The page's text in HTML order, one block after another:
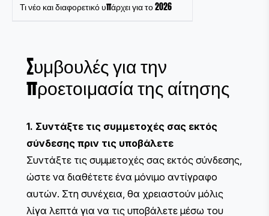
Τι νέο και διαφορετικό υπάρχει για το 2026
Συμβουλές για την
προετοιμασία της αίτησης
1. Συντάξτε τις συμμετοχές σας εκτός
σύνδεσης πριν τις υποβάλετε
Συντάξτε τις συμμετοχές σας εκτός σύνδεσης,
ώστε να διαθέτετε ένα μόνιμο αντίγραφο
αυτών. Στη συνέχεια, θα χρειαστούν μόλις
λίγα λεπτά για να τις υποβάλετε μέσω του